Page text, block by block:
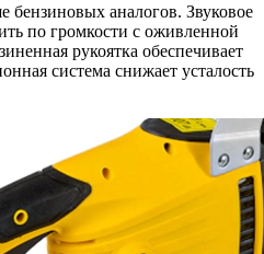
бензиновых аналогов. Звуковое
по громкости с оживленной
рукоятка обеспечивает
система снижает усталость